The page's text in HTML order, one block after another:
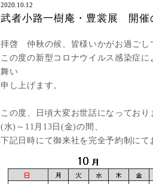
2020.10.12
武者小路一樹庵・豊裳展 開催
拝啓 仲秋の候、皆様いかがお過ごし
この度の新型コロナウイルス感染症
舞い
申し上げます。
この度、日頃大変お世話になってお
( 水) ～ 11 月 13 日(金)の間、
下記日時にて御来社を完全予約制にて